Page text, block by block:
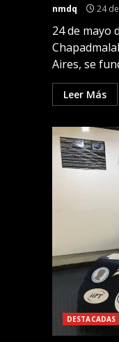
nmdq 24
24 de mayo
Aires, se
Leer Más
DESTACADAS